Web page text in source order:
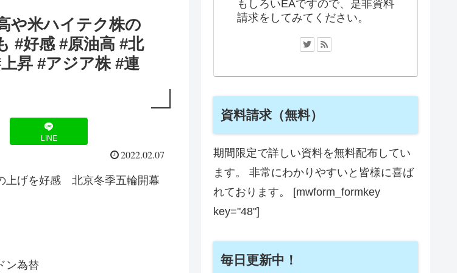
や米ハイテク株の
#好感 #原油高 #北
昇 #アジア株 #連
LINE
2022.02.07
上げを好感 北京冬季五輪開幕
ン為替
もしろいEAですので、是非資料
請求をしてみてください。
資料請求（無料）
期間限定で詳しい資料を無料配布してい
ます。 非常にわかりやすいと皆様に喜ば
れております。 [mwform_formkey
key="48"]
毎日更新中！